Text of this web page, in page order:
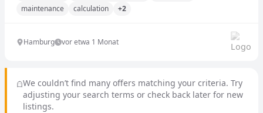
maintenance
calculation +2
Hamburg vor etwa 1 Monat
We couldn’t find many offers matching your criteria. Try
adjusting your search terms or check back later for new
listings.